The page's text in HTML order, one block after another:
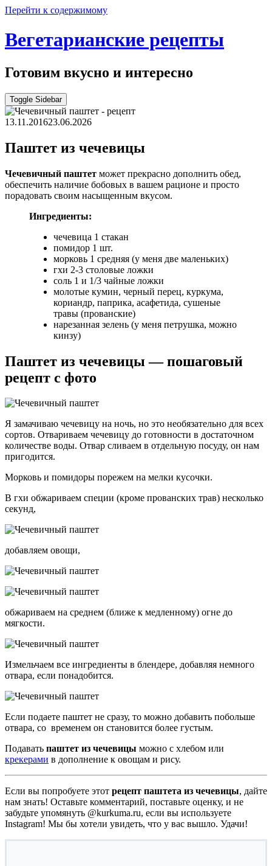
Перейти к содержимому
Вегетарианские рецепты
Готовим вкусно и интересно
Toggle Sidebar
13.11.201623.06.2026
Паштет из чечевицы
Чечевичный паштет может прекрасно дополнить обед,
обеспечить наличие бобовых в вашем рационе и просто
порадовать своим насыщенным вкусом.
Ингредиенты:
чечевица 1 стакан
помидор 1 шт.
морковь 1 средняя (у меня две маленьких)
гхи 2-3 столовые ложки
соль 1 и 1/3 чайные ложки
молотые кумин, черный перец, куркума,
кориандр, паприка, асафетида, сушеные
травы (прованские)
нарезанная зелень (у меня петрушка, можно
кинзу)
Паштет из чечевицы — пошаговый
рецепт с фото
Я замачиваю чечевицу на ночь, но это необязательно для всех
сортов. Отвариваем чечевицу до готовности в достаточном
количестве воды. Отвар сливаем в отдельную посуду, он нам
пригодится.
Морковь и помидоры порежем на мелки кусочки.
В гхи обжариваем специи (кроме прованских трав) несколько
секунд,
добавляем овощи,
обжариваем на среднем (ближе к медленному) огне до
мягкости.
Измельчаем все ингредиенты в блендере, добавляя немного
отвара, если понадобится.
Если подаете паштет не сразу, то можно добавить побольше
отвара, со временем он становится более густым.
Подавать паштет из чечевицы можно с хлебом или
крекерами в дополнение к овощам и рису.
Если вы попробуете этот рецепт паштета из чечевицы, дайте
нам знать! Оставьте комментарий, поставьте оценку, и не
забудьте упомянуть @kurkuma.ru, если вы используете
Instagram! Мы бы хотели увидеть, что у вас вышло. Удачи!